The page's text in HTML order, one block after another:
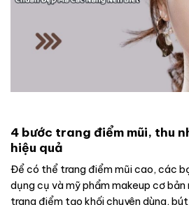
4 bước trang điểm mũi, thu
hiệu quả
Để có thể trang điểm mũi cao, các
dụng cụ và mỹ phẩm makeup cơ
trang điểm tạo khối chuyên dùng,